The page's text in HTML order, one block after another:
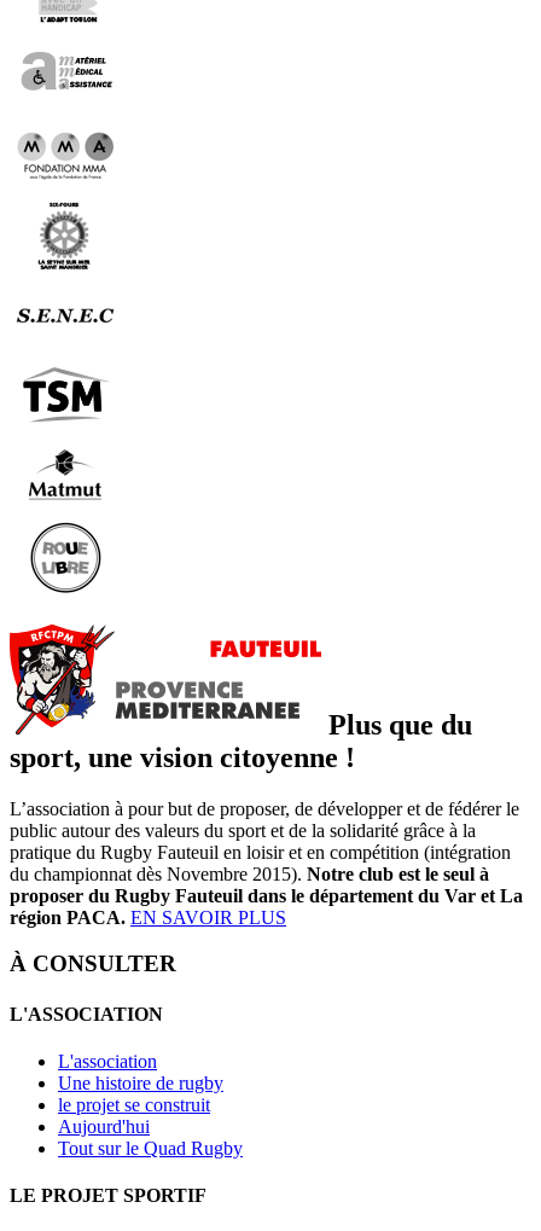
Plus que du
sport, une vision citoyenne !
L’association à pour but de proposer, de développer et de fédérer le
public autour des valeurs du sport et de la solidarité grâce à la
pratique du Rugby Fauteuil en loisir et en compétition (intégration
du championnat dès Novembre 2015). Notre club est le seul à
proposer du Rugby Fauteuil dans le département du Var et La
région PACA. EN SAVOIR PLUS
À CONSULTER
L'ASSOCIATION
L'association
Une histoire de rugby
le projet se construit
Aujourd'hui
Tout sur le Quad Rugby
LE PROJET SPORTIF